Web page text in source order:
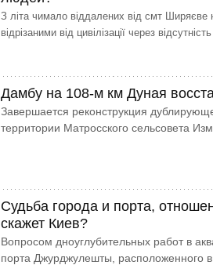
З літа чимало віддалених від смт Ширяєве
відрізаними від цивілізації через
Дамбу на 108-м км Дуная
Завершается реконструкция
территории Матросского сельсовета
Судьба города и порта,
скажет Киев?
Вопросом дноуглубительных работ в
порта Джурджулешты, расположенного